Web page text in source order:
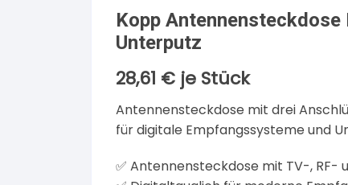
Kopp
Unterputz
28,61 € je Stück
Antennensteckdose mit drei
für digitale Empfangssysteme und
✅ Antennensteckdose mit TV-, RF-